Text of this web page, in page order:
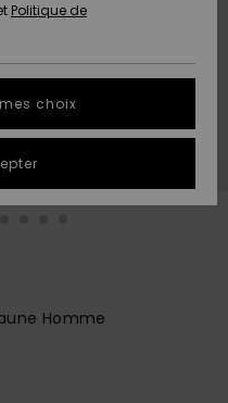
Homme
Politique de
choix